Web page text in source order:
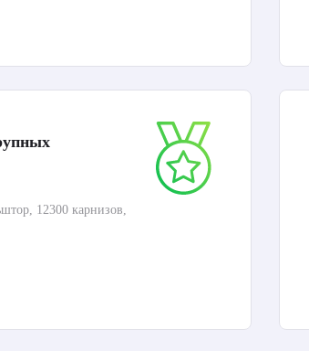
12300 карнизов,